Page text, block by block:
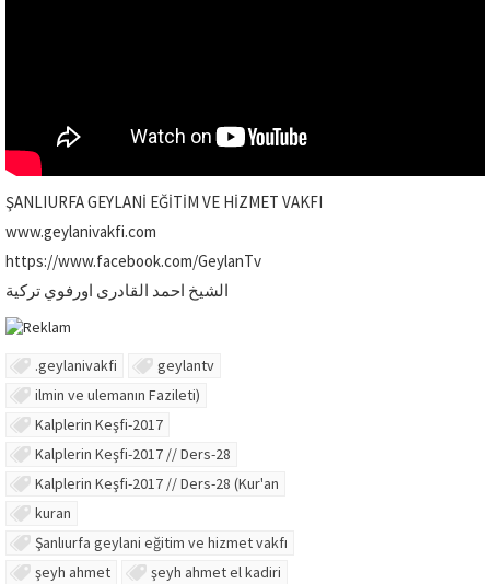
ŞANLIURFA GEYLANİ EĞİTİM VE HİZMET VAKFI
www.geylanivakfi.com
https://www.facebook.com/GeylanTv
الشيخ احمد القادرى اورفوي تركية
.geylanivakfi
geylantv
ilmin ve ulemanın Fazileti)
Kalplerin Keşfi-2017
Kalplerin Keşfi-2017 // Ders-28
Kalplerin Keşfi-2017 // Ders-28 (Kur'an
kuran
Şanlıurfa geylani eğitim ve hizmet vakfı
şeyh ahmet
şeyh ahmet el kadiri